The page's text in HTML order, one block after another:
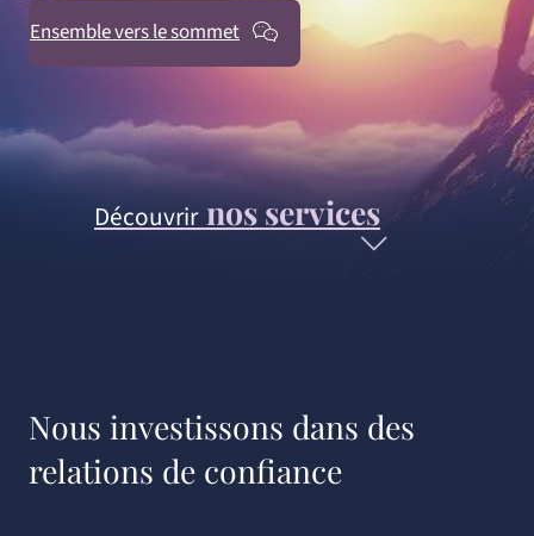
Ensemble vers le sommet
Découvrir nos services
Nous investissons dans des
relations de confiance